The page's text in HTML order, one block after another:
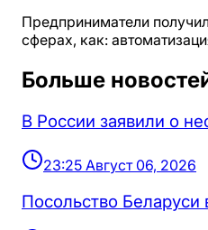
Предприниматели
сферах, как:
Больше
В России заявили о
23:25 Август 06, 2026
Посольство Беларуси